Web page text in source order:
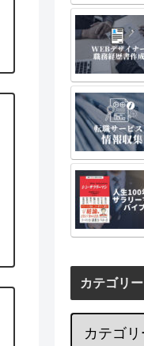
カテゴリー